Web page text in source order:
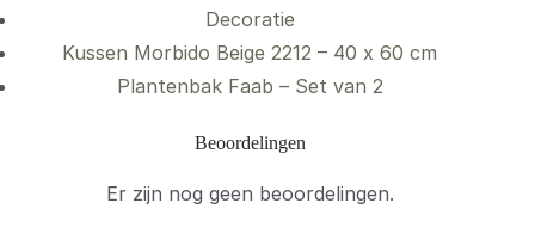
Decoratie
Kussen Morbido Beige 2212 – 40 x 60 cm
Plantenbak Faab – Set van 2
Beoordelingen
Er zijn nog geen beoordelingen.